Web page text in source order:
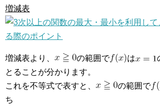
増減表
増減表より、 の範囲で は
とることが分かります。
これを不等式で表すと、
の範囲で
ち